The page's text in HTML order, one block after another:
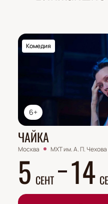
6+
Комедия
ЧАЙКА
Москва МХТ им. А. П. Чехова
5 СЕНТ 14